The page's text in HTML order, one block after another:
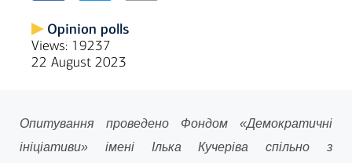
Opinion polls
Views: 19237
22 August 2023
Опитування проведено Фондом «Демократичні
ініціативи» імені Ілька Кучеріва спільно з